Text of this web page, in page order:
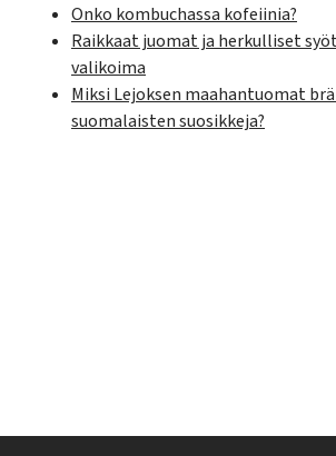
Onko kombuchassa kofeiinia?
Raikkaat juomat ja herkulliset
valikoima
Miksi Lejoksen maahantuomat
suomalaisten suosikkeja?